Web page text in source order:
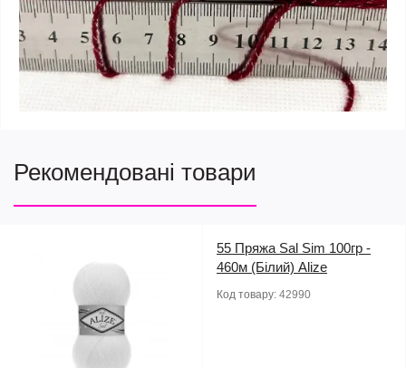
Рекомендовані товари
55 Пряжа Sal Sim 100гр -
460м (Білий) Alize
Код товару: 42990